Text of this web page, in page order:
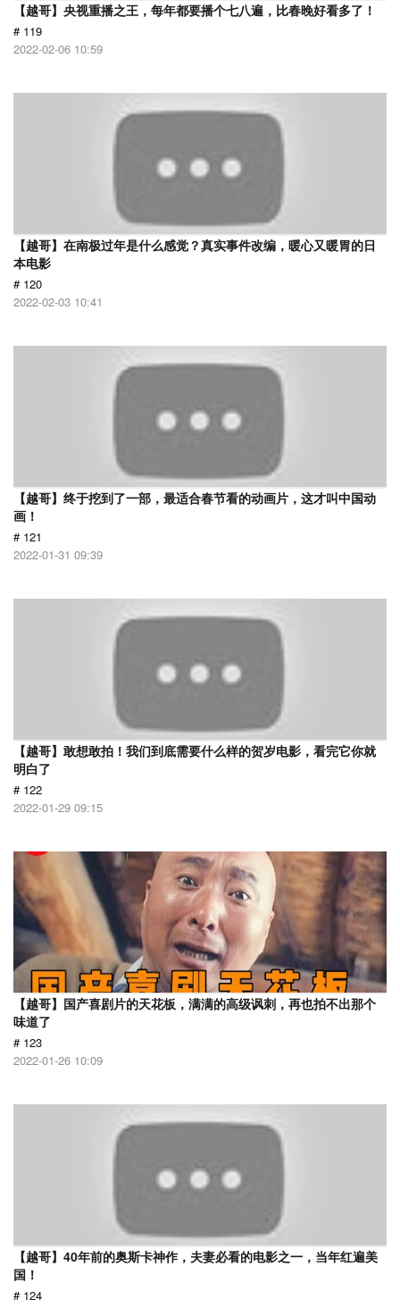
【越哥】央视重播之王，每年都要播个七八遍，比春晚好看多了！
# 119
2022-02-06 10:59
【越哥】在南极过年是什么感觉？真实事件改编，暖心又暖胃的日
本电影
# 120
2022-02-03 10:41
【越哥】终于挖到了一部，最适合春节看的动画片，这才叫中国动
画！
# 121
2022-01-31 09:39
【越哥】敢想敢拍！我们到底需要什么样的贺岁电影，看完它你就
明白了
# 122
2022-01-29 09:15
【越哥】国产喜剧片的天花板，满满的高级讽刺，再也拍不出那个
味道了
# 123
2022-01-26 10:09
【越哥】40年前的奥斯卡神作，夫妻必看的电影之一，当年红遍美
国！
# 124